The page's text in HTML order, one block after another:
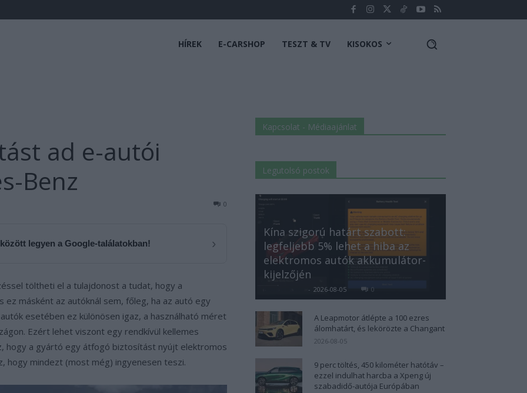
HÍREK E-CARSHOP TESZT & TV KISOKOS
ad e-autói
Benz
0
legyen a Google-találatokban! ›
töltheti el a tulajdonost a tudat, hogy a
másként az autóknál sem, főleg, ha az autó egy
esetében ez különösen igaz, a használható méret
Ezért lehet viszont egy rendkívül kellemes
hogy a gyártó egy átfogó biztosítást nyújt elektromos
hogy mindezt (most még) ingyenesen teszi.
Kapcsolat - Médiaajánlat
Legutolsó postok
Kína szigorú határt szabott:
legfeljebb 5% lehet a hiba az
elektromos autók akkumulátor-
kijelzőjén
- 2026-08-05 0
A Leapmotor átlépte a 100 ezres
álomhatárt, és lekörözte a Changant
2026-08-05
9 perc töltés, 450 kilométer hatótáv –
ezzel indulhat harcba a Xpeng új
szabadidő-autója Európában